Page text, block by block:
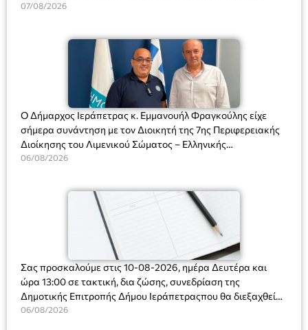
Διευθύντριας του σχολείου κας Μαριάννας Χαΐτα.
07/08/2026
Ο Δήμαρχος Ιεράπετρας κ. Εμμανουήλ Φραγκούλης είχε
σήμερα συνάντηση με τον Διοικητή της 7ης Περιφερειακής
Διοίκησης του Λιμενικού Σώματος – Ελληνικής
Ακτοφυλακής (Λ.Σ.-ΕΛ.ΑΚΤ.), Αρχιπλοίαρχο Λ.Σ. κ. Ιωάννη
06/08/2026
Σας προσκαλούμε στις 10-08-2026, ημέρα Δευτέρα και
ώρα 13:00 σε τακτική, δια ζώσης, συνεδρίαση της
Δημοτικής Επιτροπής Δήμου Ιεράπετραςπου θα διεξαχθεί
στο Δημοτικό Κατάστημα, Δημοκρατίας 31 στην αίθουσα
06/08/2026